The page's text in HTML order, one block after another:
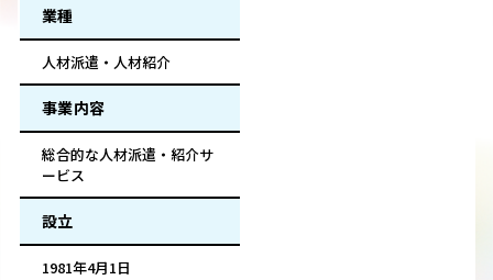
業種
人材派遣・人材紹介
事業内容
総合的な人材派遣・紹介サ
ービス
設立
1981年4月1日